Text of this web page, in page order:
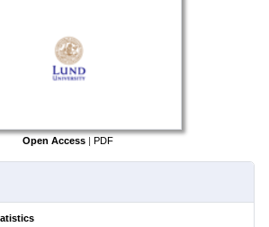
Open Access | PDF